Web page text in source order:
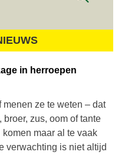
in herroepen
ze te weten – dat
zus, oom of tante
maar al te vaak
verwachting is niet altijd